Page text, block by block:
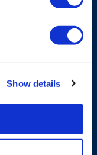
Show details